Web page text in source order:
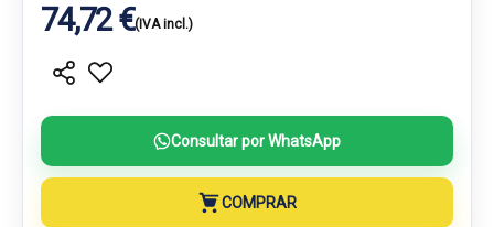
74,72 €(IVA incl.)
Consultar por WhatsApp
COMPRAR